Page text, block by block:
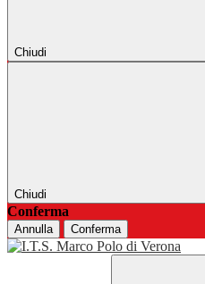
Chiudi
Chiudi
Conferma
Annulla Conferma